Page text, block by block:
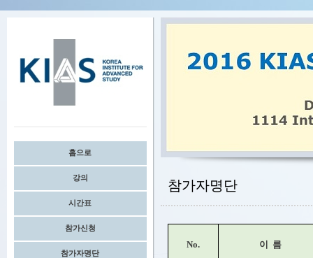
홈으로
강의
시간표
참가신청
참가자명단
참가자명단
No. 이 름